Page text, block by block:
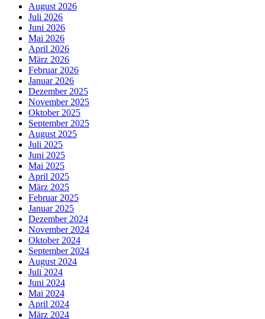
August 2026
Juli 2026
Juni 2026
Mai 2026
April 2026
März 2026
Februar 2026
Januar 2026
Dezember 2025
November 2025
Oktober 2025
September 2025
August 2025
Juli 2025
Juni 2025
Mai 2025
April 2025
März 2025
Februar 2025
Januar 2025
Dezember 2024
November 2024
Oktober 2024
September 2024
August 2024
Juli 2024
Juni 2024
Mai 2024
April 2024
März 2024